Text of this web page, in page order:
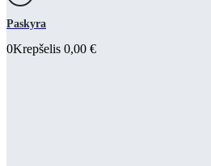
Paskyra
0Krepšelis 0,00 €